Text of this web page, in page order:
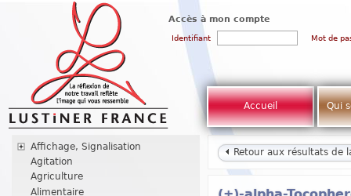
Accès à mon compte
Identifiant Mot de
Accueil Qui
Affichage, Signalisation
Agitation
Agriculture
Alimentaire
Retour aux résultats de